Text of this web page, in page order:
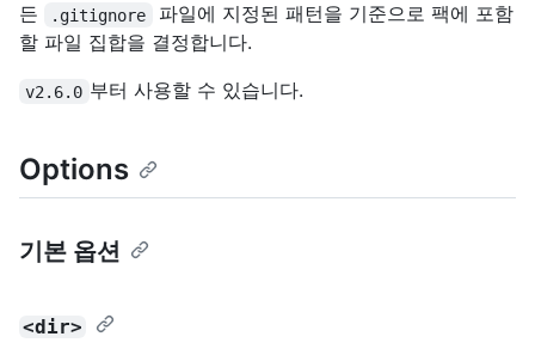
든
.gitignore
파일에 지정된 패턴을 기준으로 팩에 포함
할 파일 집합을 결정합니다.
v2.6.0 부터 사용할 수 있습니다.
Options
기본 옵션
<dir>